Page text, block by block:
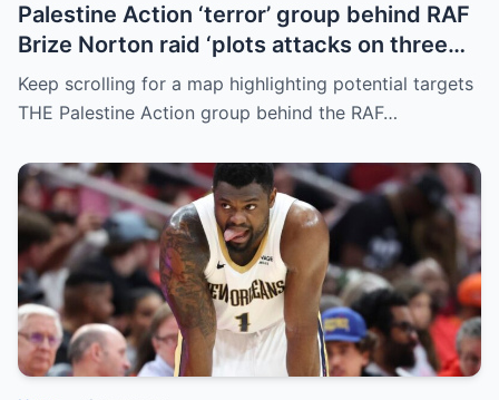
Palestine Action ‘terror’ group behind RAF
Brize Norton raid ‘plots attacks on three
more air bases and drone factory’
Keep scrolling for a map highlighting potential targets
THE Palestine Action group behind the RAF…